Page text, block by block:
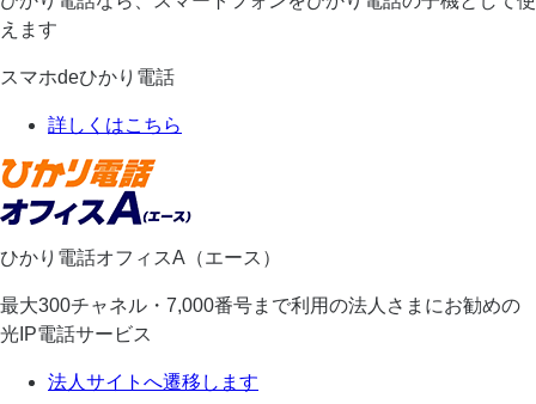
えます
スマホdeひかり電話
詳しくはこちら
ひかり電話オフィスA（エース）
最大300チャネル・7,000番号まで利用の法人さまにお勧めの
光IP電話サービス
法人サイトへ遷移します